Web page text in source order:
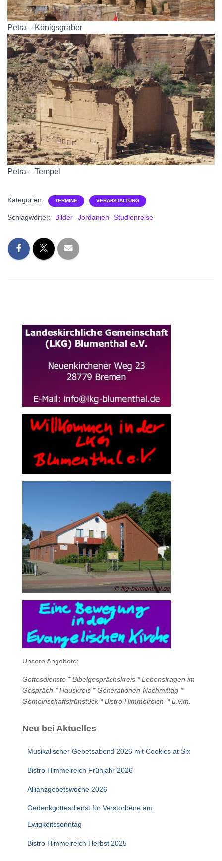
Petra – Königsgräber
Petra – Tempel
Kategorien: TERMINE VERANSTALTUNG
Schlagwörter: Bilder Jordanien Studienreise
Unsere Angebote:
Gottesdienste *Bibelgesprächskreis * Lebensfragen im
Gespräch *Hauskreis * Generationen-Nachmittag *
Gemeinschaftsfrühstück * Bistro Himmelreich * u.v.m.
Neu bei Aktuelles
Musikalischer Gebetsabend 2026 mit Cookies at Six
Bistro Himmelreich Frühjahr 2026
Allianzgebetswoche 2026
Gedenkgottesdienst für Verstorbene am
Ewigkeitssonntag
Bistro Himmelreich Herbst 2025